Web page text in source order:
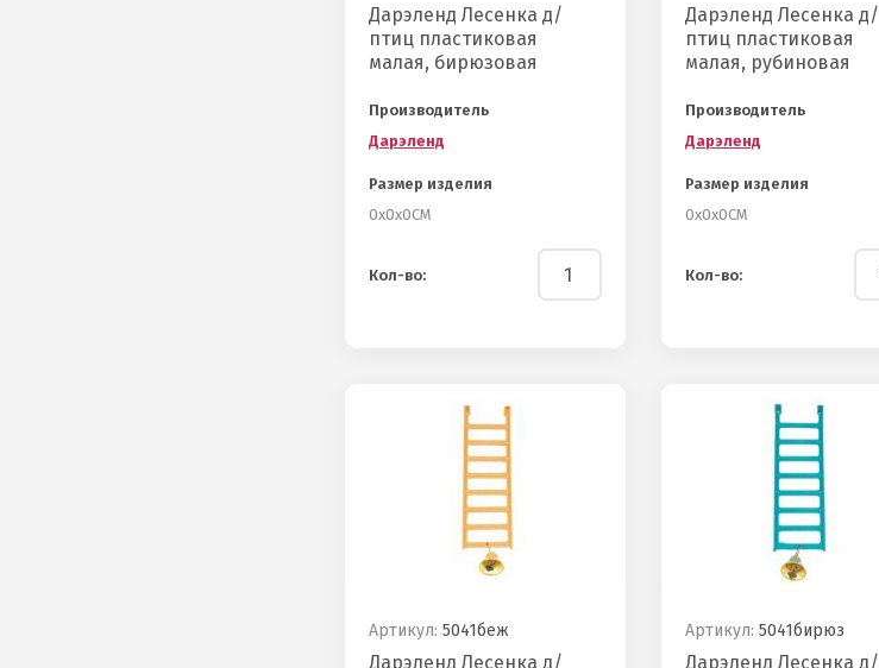
Дарэленд Лесенка д/
птиц пластиковая
малая, бирюзовая
Производитель
Дарэленд
Размер изделия
0х0х0СМ
Кол-во:
Дарэленд Лесенка д/
птиц пластиковая
малая, рубиновая
Производитель
Дарэленд
Размер изделия
0х0х0СМ
Кол-во:
Артикул: 5041беж
Дарэленд Лесенка д/
Артикул: 5041бирюз
Дарэленд Лесенка д/